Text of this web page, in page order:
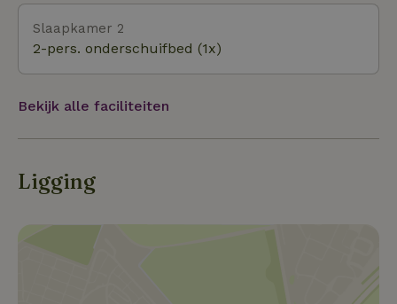
Slaapkamer 2
2-pers. onderschuifbed (1x)
Bekijk alle faciliteiten
Ligging